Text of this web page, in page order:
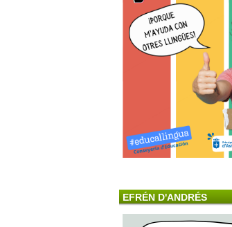
EFRÉN D'ANDRÉS